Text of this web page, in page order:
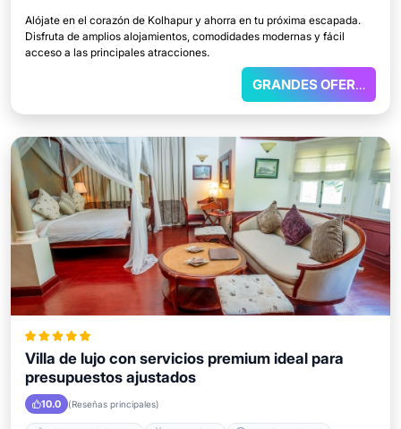
Alójate en el corazón de Kolhapur y ahorra en tu próxima escapada.
Disfruta de amplios alojamientos, comodidades modernas y fácil
acceso a las principales atracciones.
GRANDES OFERTAS
Villa de lujo con servicios premium ideal para
presupuestos ajustados
10.0 (Reseñas principales)